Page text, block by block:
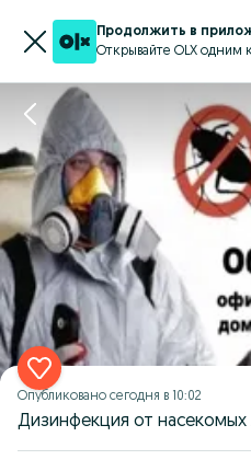
Продолжить в
Открывайте OLX одним
Опубликовано сегодня в 10:02
Дизинфекция от